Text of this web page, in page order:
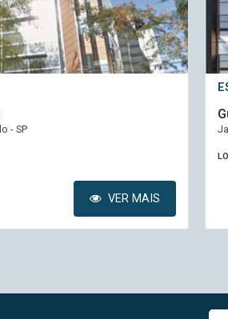
- SP
VER MAIS